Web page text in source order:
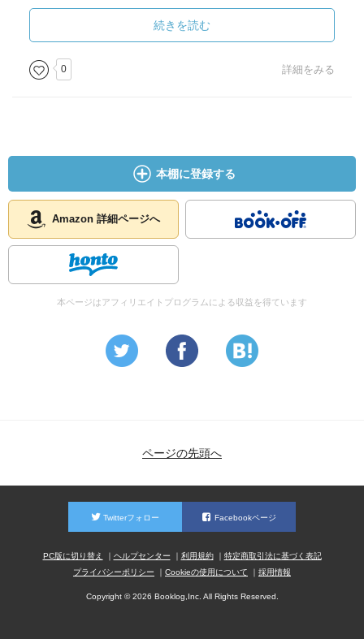
流通しやすい。この特徴から地雷は貧者の兵器と呼ばれ
経済的に弱い国が予算をかけずに防衛線を守る手段として
重宝される。
しかし戦争が終わってもほとんどが未記録のまま撤去され
一個の除去に、その地雷の作成費の100倍は費用がかかる。
また危険を伴う人力作業が一般的
「悪魔の兵器」
またあえて死にいたらしめず苦しませるその特性(１人の被
害が出れば介護者が４人必要。
またそれを見るものの戦意も喪失する)から悪魔の兵器と
多くの地雷被災国は途上国で社会インフラが乏しいため病
セントほどが除去を目的。
後者はそこで人が暮らせる様にするため限りなく１００に
近い除去が目的となる。
続きを読む
0 詳細をみる
本棚に登録する
Amazon 詳細ページへ
本ページはアフィリエイトプログラムによる収益を得ています
ページの先頭へ
Twitterフォロー Facebookページ
PC版に切り替え ヘルプセンター 利用規約
特定商取引法に基づく表記
プライバシーポリシー
Cookieの使用について 採用情報
Copyright © 2026 Booklog,Inc. All Rights Reserved.